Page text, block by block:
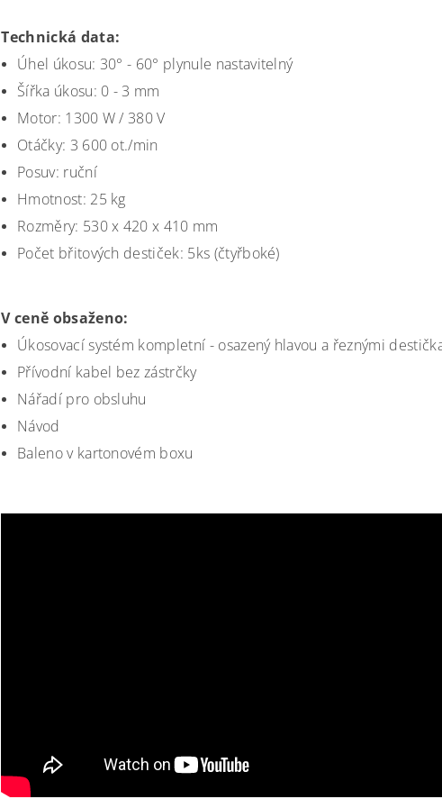
Technická data:
Úhel úkosu: 30° - 60° plynule nastavitelný
Šířka úkosu: 0 - 3 mm
Motor: 1300 W / 380 V
Otáčky: 3 600 ot./min
Posuv: ruční
Hmotnost: 25 kg
Rozměry: 530 x 420 x 410 mm
Počet břitových destiček: 5ks (čtyřboké)
V ceně obsaženo:
Úkosovací systém kompletní - osazený hlavou a řeznými
Přívodní kabel bez zástrčky
Nářadí pro obsluhu
Návod
Baleno v kartonovém boxu